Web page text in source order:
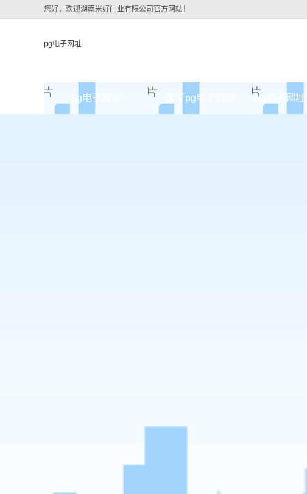
您好，欢迎湖南米好门业有限公司官方网站！
pg电子网址
pg电子网址 关于pg电子网址 pg电子网址